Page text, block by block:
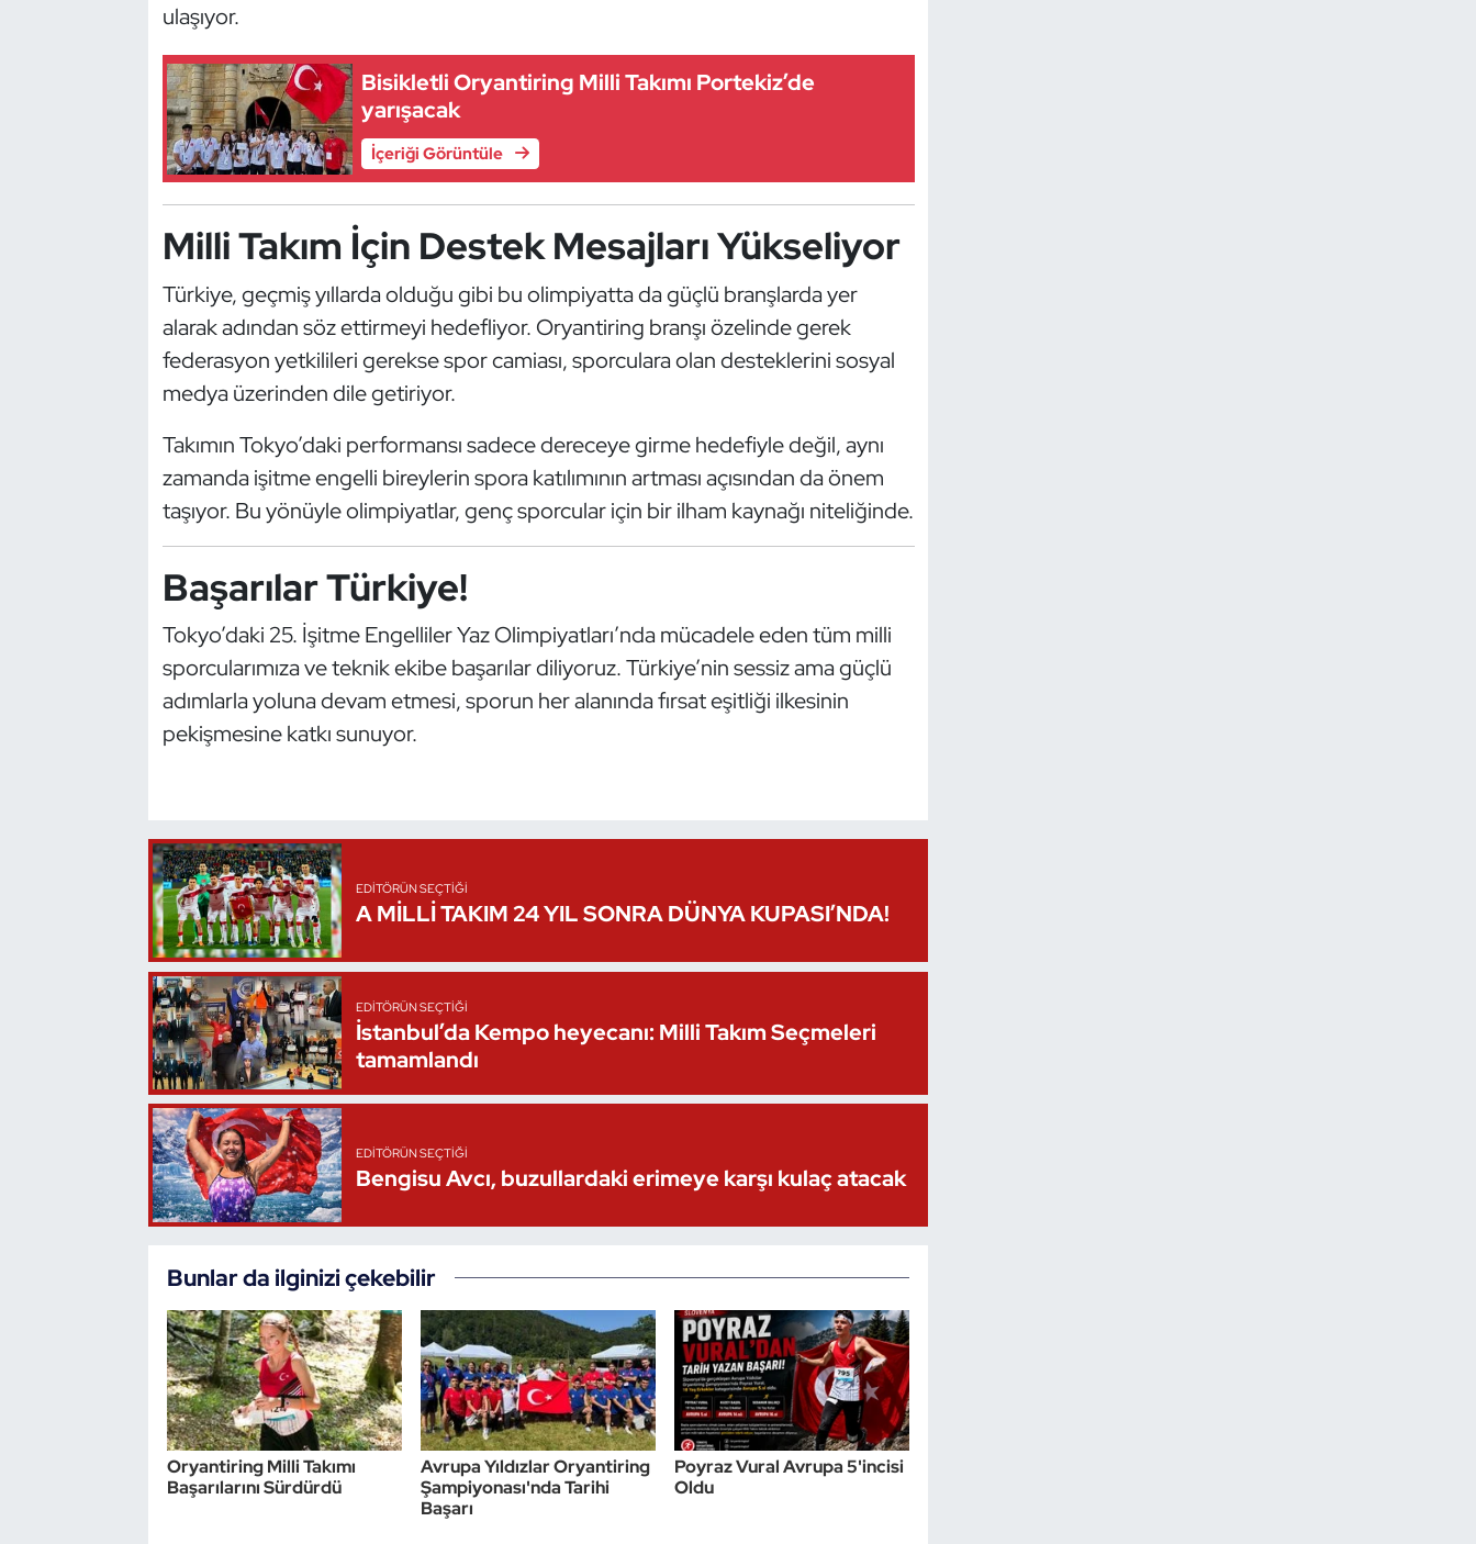
ulaşıyor.
Bisikletli Oryantiring Milli Takımı Portekiz’de
yarışacak
İçeriği Görüntüle
Milli Takım İçin Destek Mesajları Yükseliyor
Türkiye, geçmiş yıllarda olduğu gibi bu olimpiyatta da güçlü branşlarda yer
alarak adından söz ettirmeyi hedefliyor. Oryantiring branşı özelinde gerek
federasyon yetkilileri gerekse spor camiası, sporculara olan desteklerini sosyal
medya üzerinden dile getiriyor.
Takımın Tokyo’daki performansı sadece dereceye girme hedefiyle değil, aynı
zamanda işitme engelli bireylerin spora katılımının artması açısından da önem
taşıyor. Bu yönüyle olimpiyatlar, genç sporcular için bir ilham kaynağı niteliğinde.
Başarılar Türkiye!
Tokyo’daki 25. İşitme Engelliler Yaz Olimpiyatları’nda mücadele eden tüm milli
sporcularımıza ve teknik ekibe başarılar diliyoruz. Türkiye’nin sessiz ama güçlü
adımlarla yoluna devam etmesi, sporun her alanında fırsat eşitliği ilkesinin
pekişmesine katkı sunuyor.
EDITÖRÜN SEÇTIĞI
A MİLLİ TAKIM 24 YIL SONRA DÜNYA KUPASI’NDA!
EDITÖRÜN SEÇTIĞI
İstanbul’da Kempo heyecanı: Milli Takım Seçmeleri
tamamlandı
EDITÖRÜN SEÇTIĞI
Bengisu Avcı, buzullardaki erimeye karşı kulaç atacak
Bunlar da ilginizi çekebilir
Oryantiring Milli Takımı
Başarılarını Sürdürdü
Avrupa Yıldızlar Oryantiring
Şampiyonası'nda Tarihi
Başarı
Poyraz Vural Avrupa 5'incisi
Oldu
Özel Sporcular
Sualtı Sporları
Vücut Geliştirme Fitness